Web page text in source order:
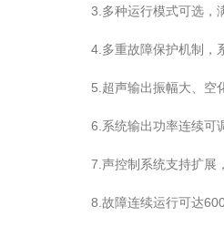
3.多种运行模式可选，满
4.多重故障保护机制，系
5.超声输出振幅大、空化
6.系统输出功率连续可调
7.声控制系统支持扩展，
8.故障连续运行可达